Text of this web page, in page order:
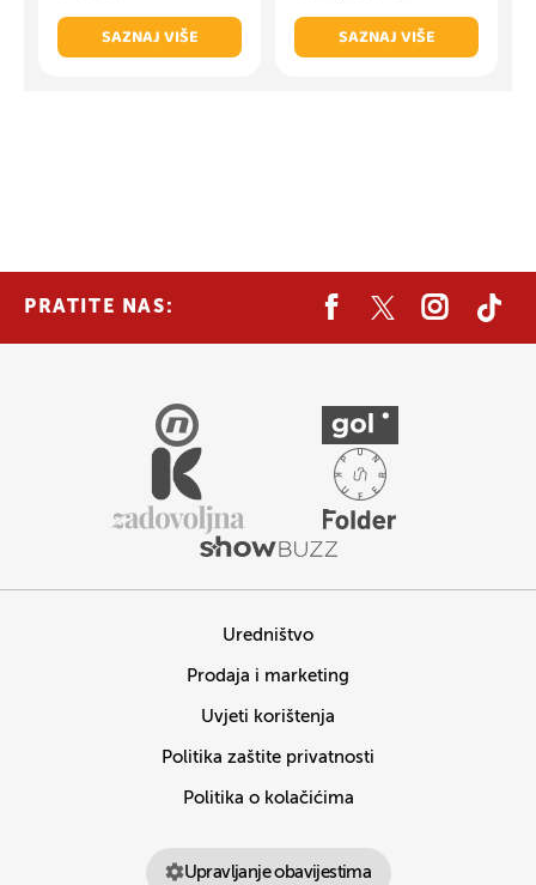
SAZNAJ VIŠE
SAZNAJ VIŠE
PRATITE NAS:
Uredništvo
Prodaja i marketing
Uvjeti korištenja
Politika zaštite privatnosti
Politika o kolačićima
Upravljanje obavijestima